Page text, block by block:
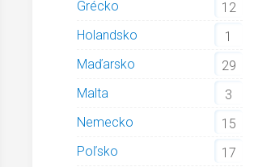
Grécko
12
Holandsko
1
Maďarsko
29
Malta
3
Nemecko
15
Poľsko
17